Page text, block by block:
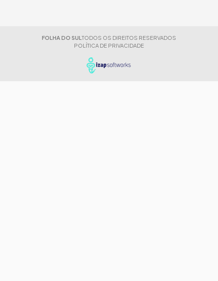
FOLHA DO SUL TODOS OS DIREITOS RESERVADOS
POLÍTICA DE PRIVACIDADE